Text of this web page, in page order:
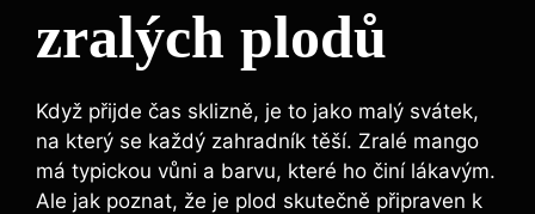
zralých plodů
Když přijde čas sklizně, je to jako malý svátek,
na který se každý zahradník těší. Zralé mango
má typickou vůni a barvu, které ho činí lákavým.
Ale jak poznat, že je plod skutečně připraven k